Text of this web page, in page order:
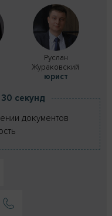
Руслан
Жураковский
юрист
секунд
документов